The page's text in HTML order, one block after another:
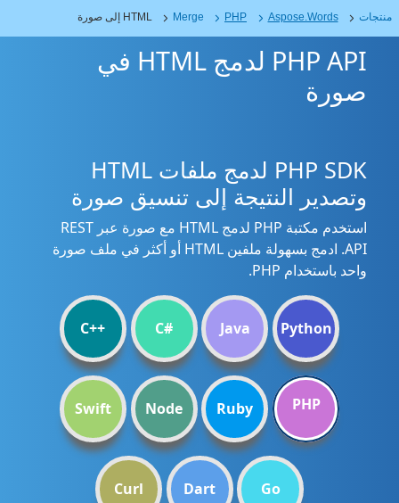
منتجات Aspose.Words
PHP
Merge HTML إلى صورة
PHP API لدمج HTML في
صورة
PHP SDK لدمج ملفات HTML
وتصدير النتيجة إلى تنسيق صورة
استخدم مكتبة PHP لدمج HTML مع صورة عبر REST
API. ادمج بسهولة ملفين HTML أو أكثر في ملف صورة
واحد باستخدام PHP.
Python
Java
C#
C++
PHP
Ruby
Node
Swift
Go
Dart
Curl